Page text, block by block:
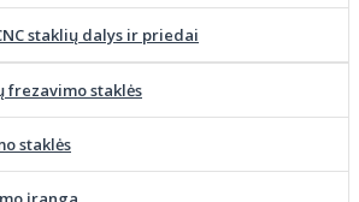
staklių dalys ir priedai
frezavimo staklės
staklės